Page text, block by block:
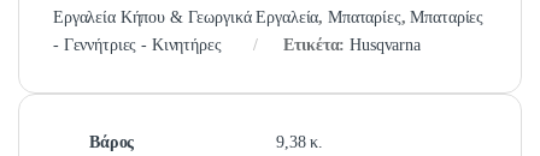
Εργαλεία Κήπου & Γεωργικά Εργαλεία, Μπαταρίες,Μπαταρίες
- Γεννήτριες - Κινητήρες
Ετικέτα:Husqvarna
Βάρος 9,38 κ.